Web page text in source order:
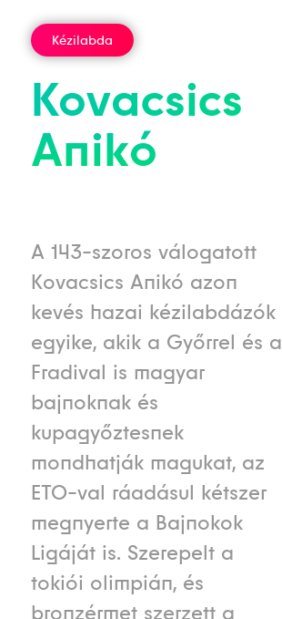
Kézilabda
Kovacsics
Anikó
A 143-szoros válogatott
Kovacsics Anikó azon
kevés hazai kézilabdázók
egyike, akik a Győrrel és a
Fradival is magyar
bajnoknak és
kupagyőztesnek
mondhatják magukat, az
ETO-val ráadásul kétszer
megnyerte a Bajnokok
Ligáját is. Szerepelt a
tokiói olimpián, és
bronzérmet szerzett a